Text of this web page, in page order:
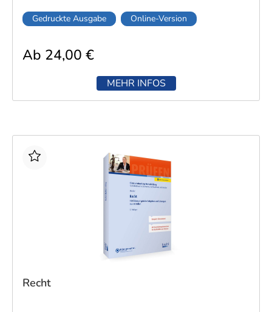
Gedruckte Ausgabe Online-Version
Ab 24,00 €
MEHR INFOS
Recht